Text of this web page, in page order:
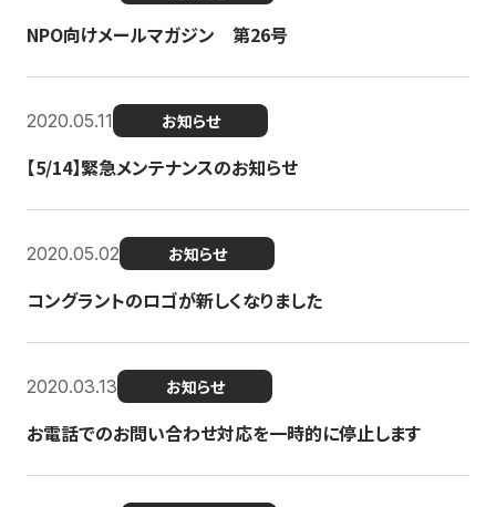
NPO向けメールマガジン 第26号
2020.05.11 お知らせ
【5/14】緊急メンテナンスのお知らせ
2020.05.02 お知らせ
コングラントのロゴが新しくなりました
2020.03.13 お知らせ
お電話でのお問い合わせ対応を一時的に停止します